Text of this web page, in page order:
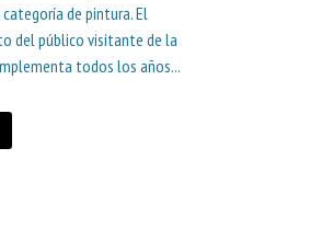
de pintura. El
del público visitante de la
todos los años...